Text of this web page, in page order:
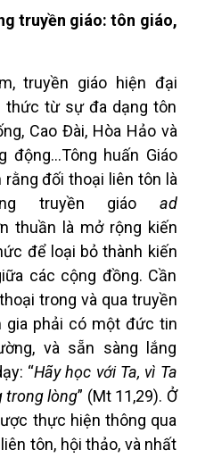
truyền giáo: tôn giáo,
truyền giáo hiện đại
thức từ sự đa dạng tôn
Cao Đài, Hòa Hảo và
động…Tông huấn Giáo
rằng đối thoại liên tôn là
truyền giáo ad
thuần là mở rộng kiến
để loại bỏ thành kiến
các cộng đồng. Cần
trong và qua truyền
gia phải có một đức tin
và sẵn sàng lắng
“Hãy học với Ta, vì Ta
trong lòng” (Mt 11,29). Ở
thực hiện thông qua
tôn, hội thảo, và nhất